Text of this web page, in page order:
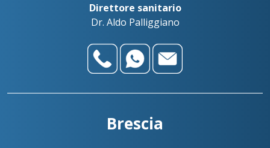
Direttore sanitario
Dr. Aldo Palliggiano
Brescia